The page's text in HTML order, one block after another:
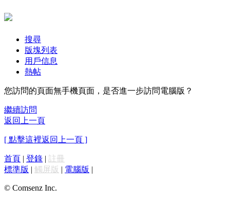
搜尋
版塊列表
用戶信息
熱帖
您訪問的頁面無手機頁面，是否進一步訪問電腦版？
繼續訪問
返回上一頁
[ 點擊這裡返回上一頁 ]
首頁 | 登錄 | 註冊
標準版 | 觸屏版 | 電腦版 |
© Comsenz Inc.